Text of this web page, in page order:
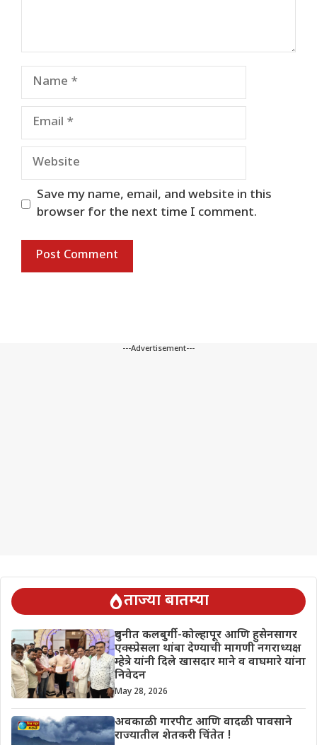
Name
Email
Website
Save my name, email, and website in this
browser for the next time I comment.
---Advertisement---
ताज्या बातम्या
दुधनीत कलबुर्गी-कोल्हापूर आणि हुसेनसागर
एक्स्प्रेसला थांबा देण्याची मागणी नगराध्यक्ष
म्हेत्रे यांनी दिले खासदार माने व वाघमारे यांना
निवेदन
May 28, 2026
अवकाळी गारपीट आणि वादळी पावसाने
राज्यातील शेतकरी चिंतेत !